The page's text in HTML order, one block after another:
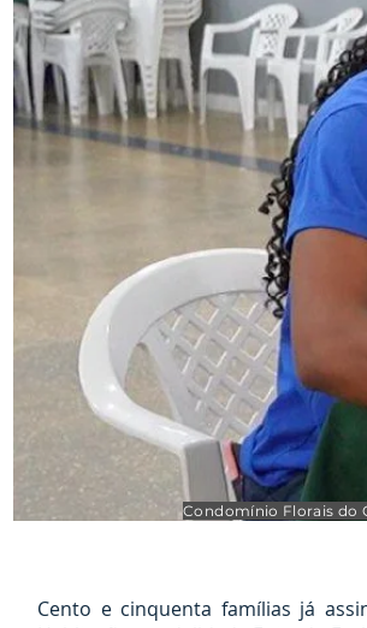
Condomínio Florais do
Cento e cinquenta famílias já